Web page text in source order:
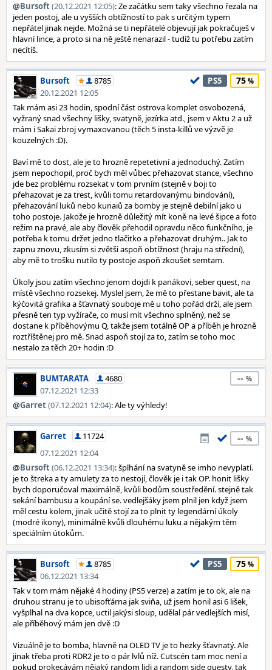
@Bursoft(20.12.2021 12:05): Ze začátku sem taky všechno řezala na
jeden postoj, ale u vyšších obtížností to pak s určitým typem
nepřátel jinak nejde. Možná se ti nepřátelé objevují jak pokračuješ v
hlavní lince, a proto si na ně ještě nenarazil - tudíž tu potřebu zatím
necítíš.
Bursoft
8785
20.12.2021 12:05
PS5 75
Tak mám asi 23 hodin, spodní část ostrova komplet osvobozená,
vyžraný snad všechny lišky, svatyně, jezírka atd., jsem v Aktu 2 a už
mám i Sakai zbroj vymaxovanou (těch 5 insta-killů ve výzvě je
kouzelných :D).
Baví mě to dost, ale je to hrozně repetetivní a jednoduchý. Zatím
jsem nepochopil, proč bych měl vůbec přehazovat stance, všechno
jde bez problému rozsekat v tom prvním (stejně v boji to
přehazovat je za trest, kvůli tomu retardovanýmu bindování),
přehazování luků nebo kunaiů za bomby je stejně debilní jako u
toho postoje. Jakože je hrozně důležitý mít koně na levé šipce a foto
režim na pravé, ale aby člověk přehodil opravdu něco funkčního, je
potřeba k tomu držet jedno tlačitko a přehazovat druhým.. Jak to
zapnu znovu, zkusím si zvětši aspoň obtížnost (hraju na střední),
aby mě to trošku nutilo ty postoje aspoň zkoušet semtam.
Úkoly jsou zatím všechno jenom dojdi k panákovi, seber quest, na
místě všechno rozsekej. Myslel jsem, že mě to přestane bavit, ale ta
kýčovitá grafika a šťavnatý souboje mě u toho pořád drží, ale jsem
přesně ten typ vyžírače, co musí mít všechno splněný, než se
dostane k příběhovýmu Q, takže jsem totálně OP a příběh je hrozně
roztříštěnej pro mě. Snad aspoň stojí za to, zatím se toho moc
nestalo za těch 20+ hodin :D
BUMTARATA
4680
07.12.2021 12:33
--
@Garret(07.12.2021 12:04): Ale ty výhledy!
Garret
11724
07.12.2021 12:04
--
@Bursoft(06.12.2021 13:34): šplhání na svatyně se imho nevyplatí.
je to štreka a ty amulety za to nestojí, člověk je i tak OP. honit lišky
bych doporučoval maximálně, kvůli bodům soustředění. stejně tak
sekání bambusu a koupání se. vedlejšáky jsem plnil jen když jsem
měl cestu kolem, jinak učitě stojí za to plnit ty legendární úkoly
(modré ikony), minimálně kvůli dlouhému luku a nějakým těm
speciálním útokům.
Bursoft
8785
06.12.2021 13:34
PS5 75
Tak v tom mám nějaké 4 hodiny (PS5 verze) a zatím je to ok, ale na
druhou stranu je to ubisofťárna jak sviňa, už jsem honil asi 6 lišek,
vyšplhal na dva kopce, uctil jakýsi sloup, udělal pár vedlejších misí,
ale příběhový mám jen dvě :D
Vizuálně je to bomba, hlavně na OLED TV je to hezky šťavnatý. Ale
jinak třeba proti RDR2 je to o pár lvlů níž. Cutscén tam moc není a
pokud prokecávám nějaký random lidi a random side questy, tak